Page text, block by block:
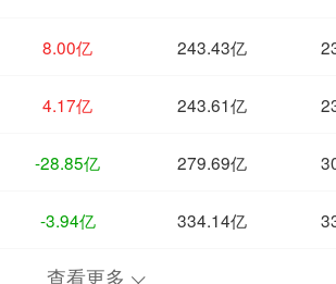
8.00亿 243.43亿
4.17亿 243.61亿
-28.85亿 279.69亿
-3.94亿 334.14亿
查看更多